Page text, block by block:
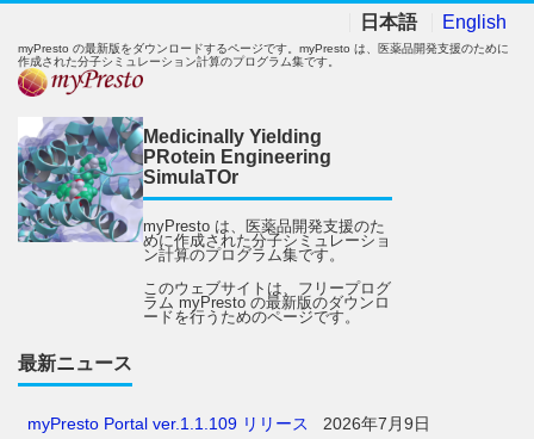
日本語 English
myPresto の最新版をダウンロードするページです。myPresto は、医薬品開発支援のために
作成された分子シミュレーション計算のプログラム集です。
Medicinally Yielding
PRotein Engineering
SimulaTOr
myPresto は、医薬品開発支援のた
めに作成された分子シミュレーショ
ン計算のプログラム集です。
このウェブサイトは、フリープログ
ラム myPresto の最新版のダウンロ
ードを行うためのページです。
最新ニュース
myPresto Portal ver.1.1.109 リリース 2026年7月9日